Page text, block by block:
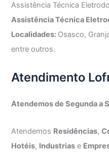
Assistência Técnica
Assistência Técnica
Localidades: Osasco,
entre outros.
Atendimento
Atendemos de Segunda a
Atendemos Residências,
Hotéis, Industrias e